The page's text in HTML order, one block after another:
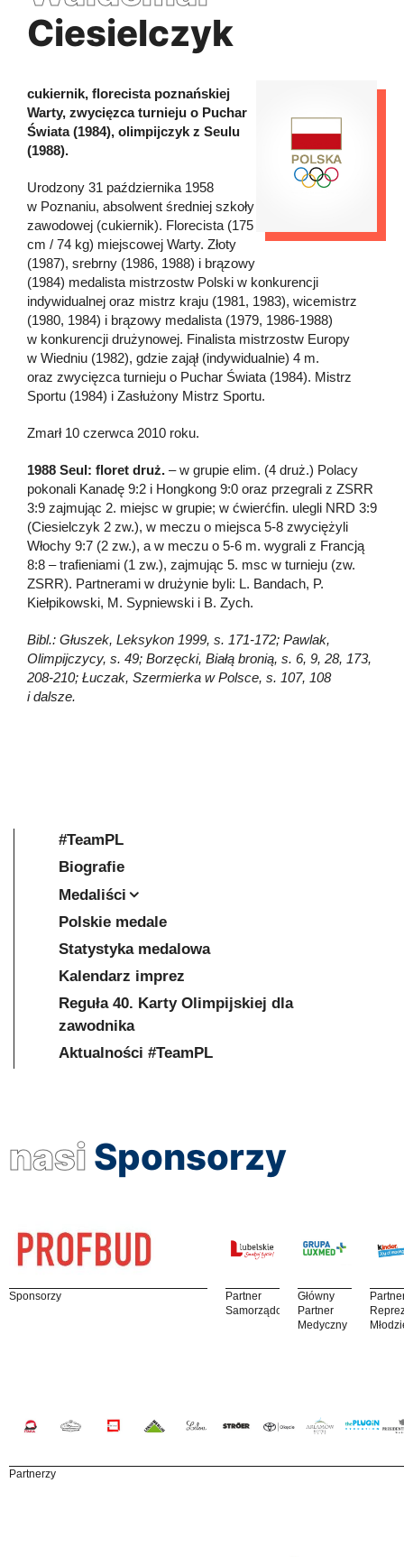
Ciesielczyk
cukiernik, florecista poznańskiej
Warty, zwycięzca turnieju o Puchar
Świata (1984), olimpijczyk z Seulu
(1988).
Urodzony 31 października 1958
w Poznaniu, absolwent średniej szkoły
zawodowej (cukiernik). Florecista (175
cm / 74 kg) miejscowej Warty. Złoty
(1987), srebrny (1986, 1988) i brązowy
(1984) medalista mistrzostw Polski w konkurencji
indywidualnej oraz mistrz kraju (1981, 1983), wicemistrz
(1980, 1984) i brązowy medalista (1979, 1986-1988)
w konkurencji drużynowej. Finalista mistrzostw Europy
w Wiedniu (1982), gdzie zajął (indywidualnie) 4 m.
oraz zwycięzca turnieju o Puchar Świata (1984). Mistrz
Sportu (1984) i Zasłużony Mistrz Sportu.
Zmarł 10 czerwca 2010 roku.
1988 Seul: floret druż. – w grupie elim. (4 druż.) Polacy
pokonali Kanadę 9:2 i Hongkong 9:0 oraz przegrali z ZSRR
3:9 zajmując 2. miejsc w grupie; w ćwierćfin. ulegli NRD 3:9
(Ciesielczyk 2 zw.), w meczu o miejsca 5-8 zwyciężyli
Włochy 9:7 (2 zw.), a w meczu o 5-6 m. wygrali z Francją
8:8 – trafieniami (1 zw.), zajmując 5. msc w turnieju (zw.
ZSRR). Partnerami w drużynie byli: L. Bandach, P.
Kiełpikowski, M. Sypniewski i B. Zych.
Bibl.: Głuszek, Leksykon 1999, s. 171-172; Pawlak,
Olimpijczycy, s. 49; Borzęcki, Białą bronią, s. 6, 9, 28, 173,
208-210; Łuczak, Szermierka w Polsce, s. 107, 108
i dalsze.
#TeamPL
Biografie
Medaliści
Polskie medale
Statystyka medalowa
Kalendarz imprez
Reguła 40. Karty Olimpijskiej dla
zawodnika
Aktualności #TeamPL
nasi Sponsorzy
Sponsorzy
Partner
Samorządowy
Główny
Partner
Medyczny
Partnerzy